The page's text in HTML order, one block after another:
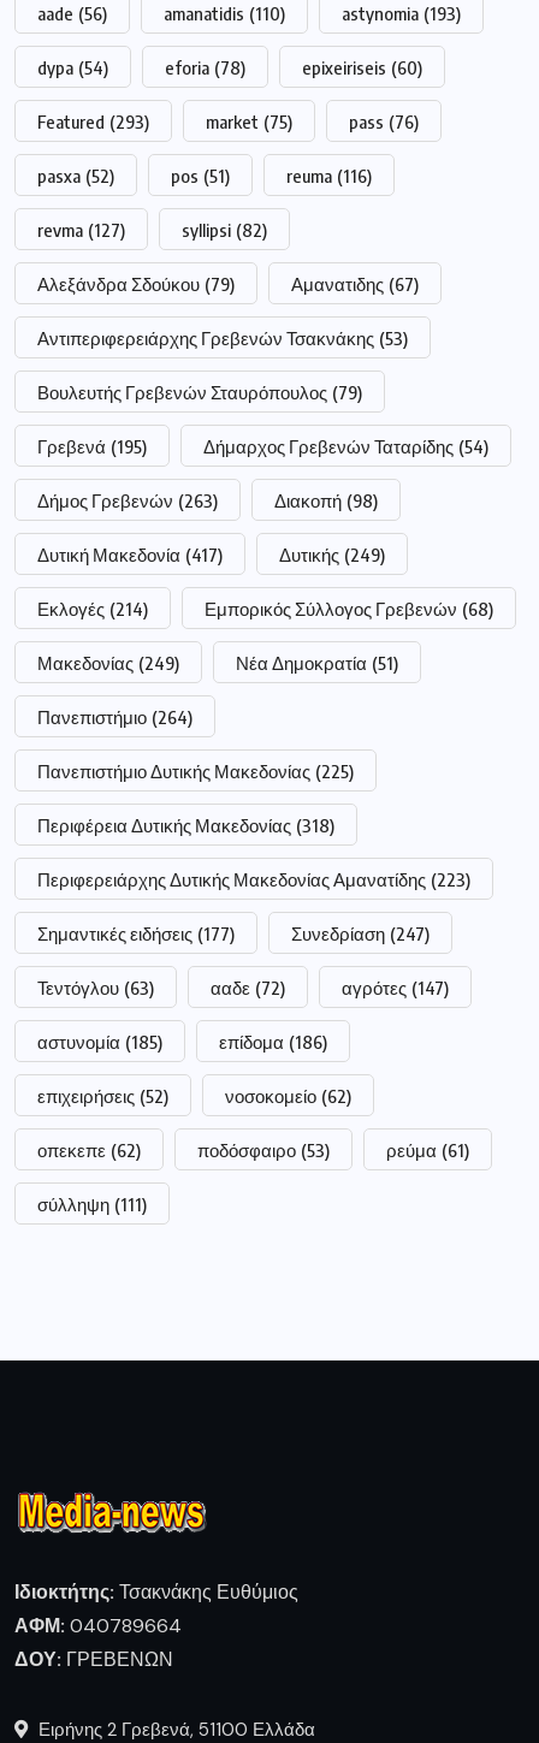
aade (56) amanatidis (110) astynomia (193)
dypa (54) eforia (78) epixeiriseis (60)
Featured (293) market (75) pass (76)
pasxa (52) pos (51) reuma (116)
revma (127) syllipsi (82)
Αλεξάνδρα Σδούκου (79) Αμανατιδης (67)
Αντιπεριφερειάρχης Γρεβενών Τσακνάκης (53)
Βουλευτής Γρεβενών Σταυρόπουλος (79)
Γρεβενά (195) Δήμαρχος Γρεβενών Ταταρίδης (54)
Δήμος Γρεβενών (263) Διακοπή (98)
Δυτική Μακεδονία (417) Δυτικής (249)
Εκλογές (214) Εμπορικός Σύλλογος Γρεβενών (68)
Μακεδονίας (249) Νέα Δημοκρατία (51)
Πανεπιστήμιο (264)
Πανεπιστήμιο Δυτικής Μακεδονίας (225)
Περιφέρεια Δυτικής Μακεδονίας (318)
Περιφερειάρχης Δυτικής Μακεδονίας Αμανατίδης (223)
Σημαντικές ειδήσεις (177) Συνεδρίαση (247)
Τεντόγλου (63) ααδε (72) αγρότες (147)
αστυνομία (185) επίδομα (186)
επιχειρήσεις (52) νοσοκομείο (62)
οπεκεπε (62) ποδόσφαιρο (53) ρεύμα (61)
σύλληψη (111)
Ιδιοκτήτης: Τσακνάκης Ευθύμιος
ΑΦΜ: 040789664
ΔΟΥ: ΓΡΕΒΕΝΩΝ
Ειρήνης 2 Γρεβενά, 51100 Ελλάδα